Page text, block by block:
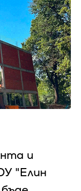
и
"Елин